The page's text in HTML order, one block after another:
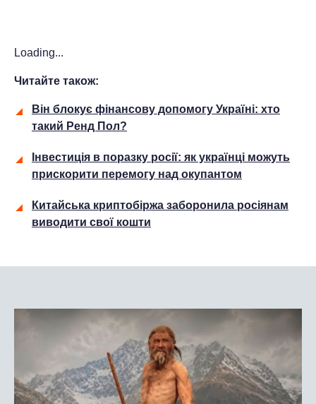
Loading...
Читайте також:
Він блокує фінансову допомогу Україні: хто
такий Ренд Пол?
Інвестиція в поразку росії: як українці можуть
прискорити перемогу над окупантом
Китайська криптобіржа заборонила росіянам
виводити свої кошти